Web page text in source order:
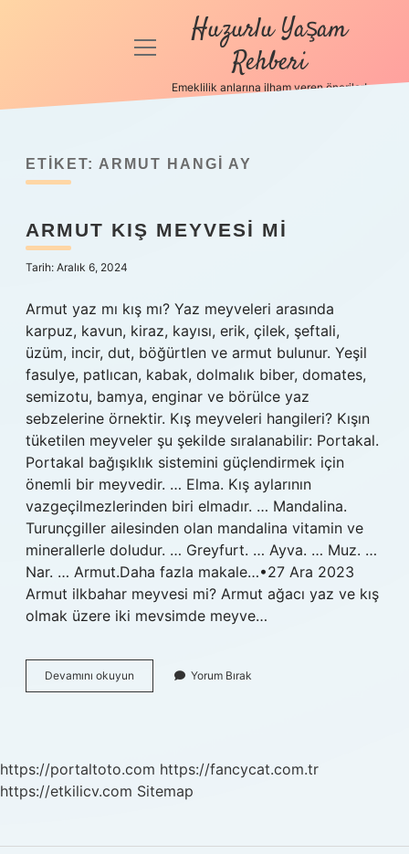
Anasayfa
Politikası
Hakkımızda
menüyü
Huzurlu Yaşam
Rehberi
Emeklilik anlarına ilham veren öneriler!
ETIKET: ARMUT HANGI AY
ARMUT KIŞ MEYVESI MI
Tarih: Aralık 6, 2024
Armut yaz mı kış mı? Yaz meyveleri arasında
karpuz, kavun, kiraz, kayısı, erik, çilek, şeftali,
üzüm, incir, dut, böğürtlen ve armut bulunur. Yeşil
fasulye, patlıcan, kabak, dolmalık biber, domates,
semizotu, bamya, enginar ve börülce yaz
sebzelerine örnektir. Kış meyveleri hangileri? Kışın
tüketilen meyveler şu şekilde sıralanabilir: Portakal.
Portakal bağışıklık sistemini güçlendirmek için
önemli bir meyvedir. … Elma. Kış aylarının
vazgeçilmezlerinden biri elmadır. … Mandalina.
Turunçgiller ailesinden olan mandalina vitamin ve
minerallerle doludur. … Greyfurt. … Ayva. … Muz. …
Nar. … Armut.Daha fazla makale…•27 Ara 2023
Armut ilkbahar meyvesi mi? Armut ağacı yaz ve kış
olmak üzere iki mevsimde meyve…
Devamını okuyun
Kış
Yorum Bırak
https://portaltoto.com https://fancycat.com.tr
https://etkilicv.com Sitemap